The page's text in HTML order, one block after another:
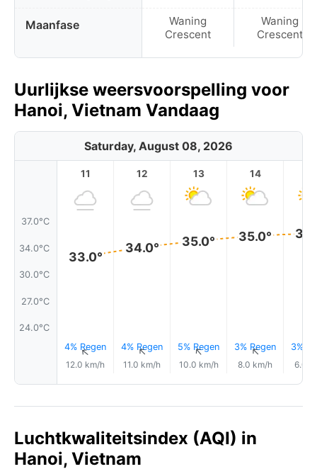
Maanfase
Waning
Crescent
Waning
Crescent
Uurlijkse weersvoorspelling voor
Hanoi, Vietnam Vandaag
Saturday, August 08, 2026
37.0°C
34.0°C
30.0°C
27.0°C
24.0°C
11
33.0°
4% Regen
↑
12.0 km/h
12
34.0°
4% Regen
↑
11.0 km/h
13
35.0°
5% Regen
↑
10.0 km/h
14
35.0°
3% Regen
↑
8.0 km/h
3%
6.0
Luchtkwaliteitsindex (AQI) in
Hanoi, Vietnam